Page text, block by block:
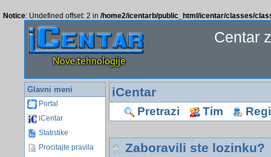
Notice: Undefined offset: 2 in /home2/icentarb/public_html/icentar/classes/
Centar
Glavni meni
Portal
iCentar
Statistike
Procitajte pravila
iCentar
Pretrazi Tim
Zaboravili ste lozinku?